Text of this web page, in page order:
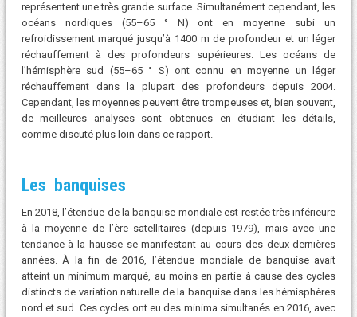
représentent une très grande surface. Simultanément cependant, les
océans nordiques (55–65 ° N) ont en moyenne subi un
refroidissement marqué jusqu’à 1400 m de profondeur et un léger
réchauffement à des profondeurs supérieures. Les océans de
l’hémisphère sud (55–65 ° S) ont connu en moyenne un léger
réchauffement dans la plupart des profondeurs depuis 2004.
Cependant, les moyennes peuvent être trompeuses et, bien souvent,
de meilleures analyses sont obtenues en étudiant les détails,
comme discuté plus loin dans ce rapport.
Les banquises
En 2018, l’étendue de la banquise mondiale est restée très inférieure
à la moyenne de l’ère satellitaires (depuis 1979), mais avec une
tendance à la hausse se manifestant au cours des deux dernières
années. À la fin de 2016, l’étendue mondiale de banquise avait
atteint un minimum marqué, au moins en partie à cause des cycles
distincts de variation naturelle de la banquise dans les hémisphères
nord et sud. Ces cycles ont eu des minima simultanés en 2016, avec